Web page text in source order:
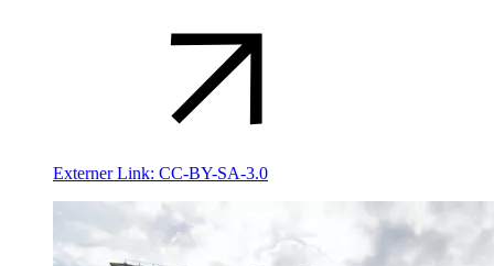
Externer Link: CC-BY-SA-3.0